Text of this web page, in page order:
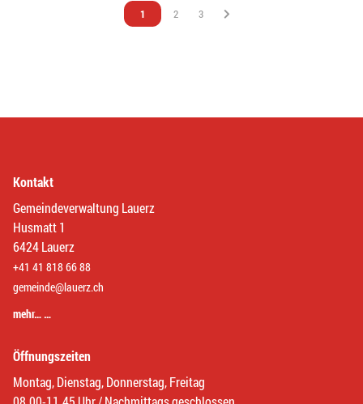
Vous êtes sur la page
1 Vous êtes sur la page
2 Vous êtes sur la page
3
Kontakt
Gemeindeverwaltung Lauerz
Husmatt 1
6424 Lauerz
+41 41 818 66 88
gemeinde@lauerz.ch
mehr… …
Öffnungszeiten
Montag, Dienstag, Donnerstag, Freitag